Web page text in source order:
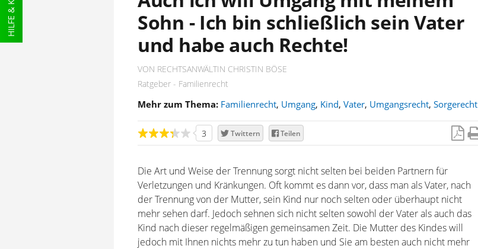
Sohn - Ich bin schließlich sein Vater
und habe auch Rechte!
VON RECHTSANWÄLTIN CHRISTIN BÖSE
Ratgeber - Familienrecht
Mehr zum Thema: Familienrecht, Umgang, Kind, Vater, Umgangsrecht, Sorgerecht
3 Twittern Teilen
Die Art und Weise der Trennung sorgt nicht selten bei beiden Partnern für
Verletzungen und Kränkungen. Oft kommt es dann vor, dass man als Vater, nach
der Trennung von der Mutter, sein Kind nur noch selten oder überhaupt nicht
mehr sehen darf. Jedoch sehnen sich nicht selten sowohl der Vater als auch das
Kind nach dieser regelmäßigen gemeinsamen Zeit. Die Mutter des Kindes will
jedoch mit Ihnen nichts mehr zu tun haben und Sie am besten auch nicht mehr